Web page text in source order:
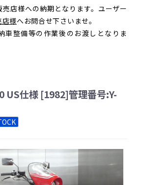
店様への納期となります。ユーザー
店様へお問合せ下さいませ。
車整備等の作業後のお渡しとなりま
US仕様 [1982]管理番号:Y-